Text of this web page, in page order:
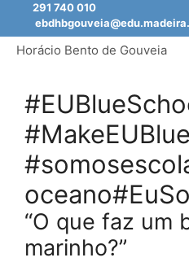
291 740 010
Horácio Bento de Gouveia
#MakeEUBlue
“O que faz um
marinho?”